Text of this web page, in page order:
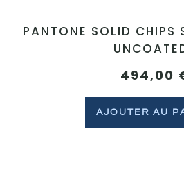
PANTONE SOLID CHIPS
494,00
AJOUTER AU